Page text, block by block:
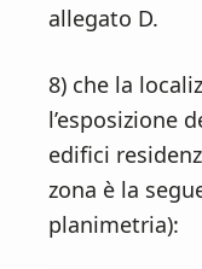
allegato D.
8) che la
l’esposizione
edifici
zona è la
planimetria):